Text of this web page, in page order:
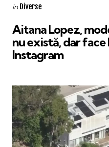
Categories
Posted
in Diverse
Aitana Lopez,
nu există, dar
Instagram